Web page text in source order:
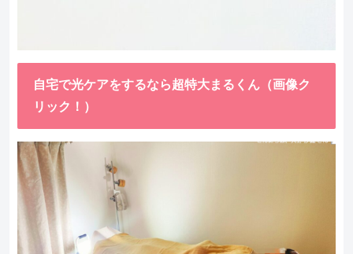
自宅で光ケアをするなら超特大まるくん（画像ク
リック！）